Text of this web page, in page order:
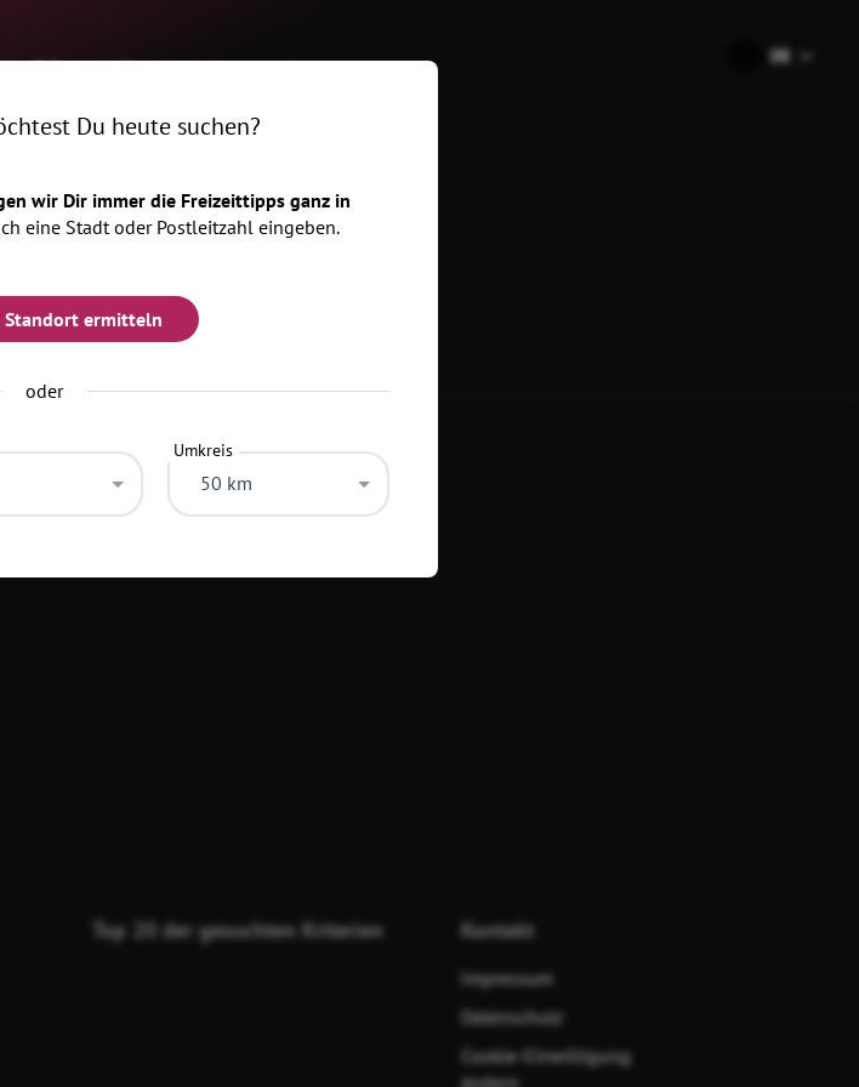
DE
Magazin Locations
Top 20 der gesuchten Kriterien Kontakt
Impressum
Datenschutz
Cookie-Einwilligung
ändern
Du heute suchen?
wir Dir immer die Freizeittipps ganz in
eine Stadt oder Postleitzahl eingeben.
Standort ermitteln
oder
Umkreis
50 km